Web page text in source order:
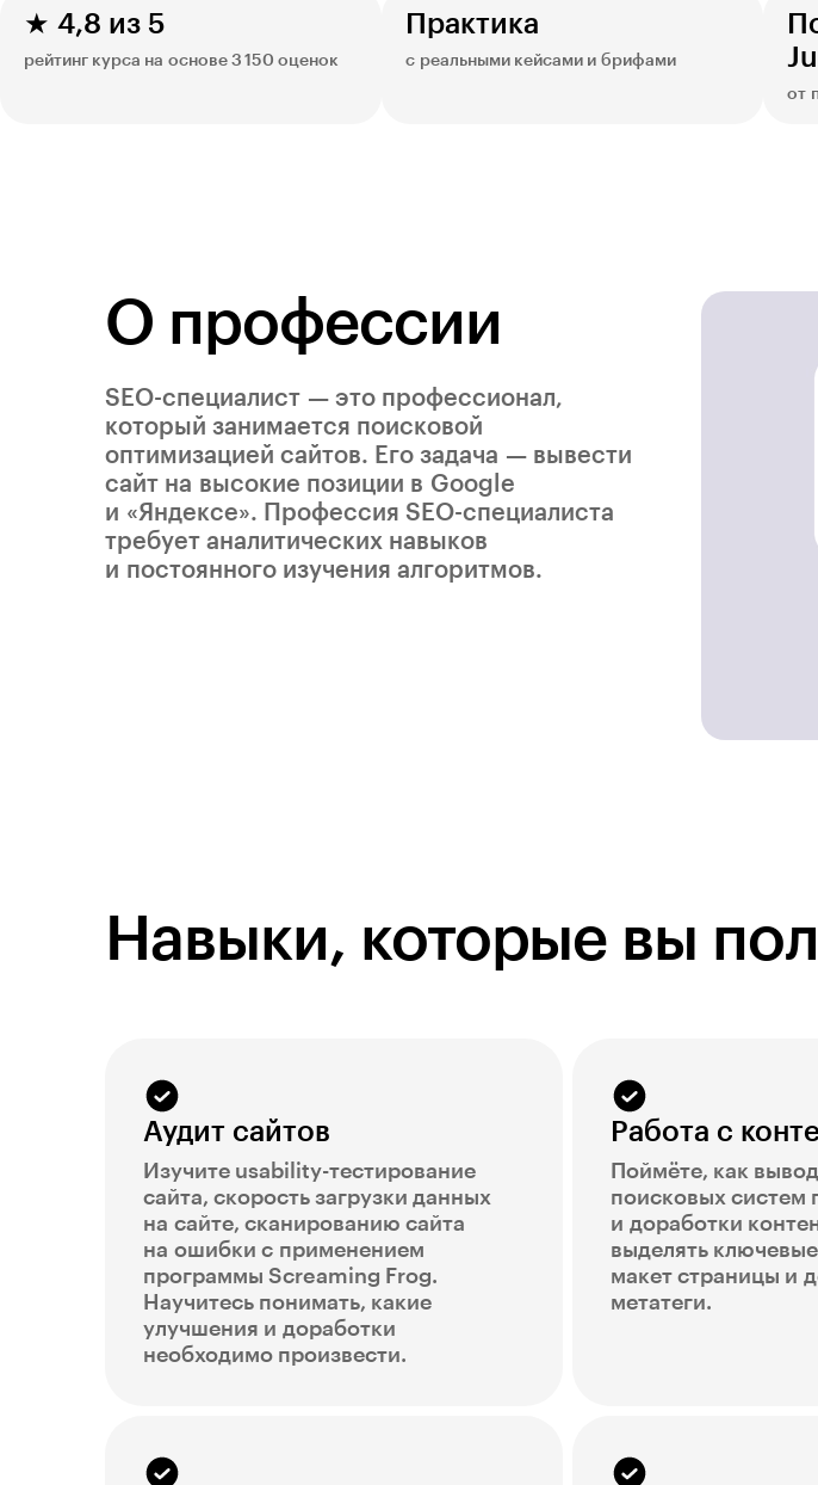
★ 4,8 из 5
рейтинг курса на основе 3 150 оценок
Практика
с реальными кейсами и брифами
от
О профессии
SEO-специалист — это профессионал,
который занимается поисковой
оптимизацией сайтов. Его задача — вывести
сайт на высокие позиции в Google
и «Яндексе». Профессия SEO-специалиста
требует аналитических навыков
и постоянного изучения алгоритмов.
Навыки, которые вы
Аудит сайтов
Изучите usability-тестирование
сайта, скорость загрузки данных
на сайте, сканированию сайта
на ошибки с применением
программы Screaming Frog.
Научитесь понимать, какие
улучшения и доработки
необходимо произвести.
Работа с
Поймёте, как
поисковых систем
и доработки
выделять
макет страницы и
метатеги.